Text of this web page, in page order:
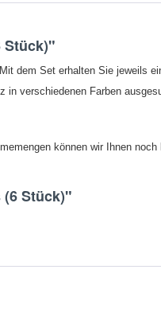
Stück)"
dem Set erhalten Sie jeweils
in verschiedenen Farben
können wir Ihnen
(6 Stück)"